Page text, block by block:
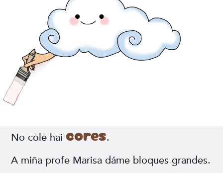
No cole haicores.
A miña profe Marisa dáme bloques grandes.